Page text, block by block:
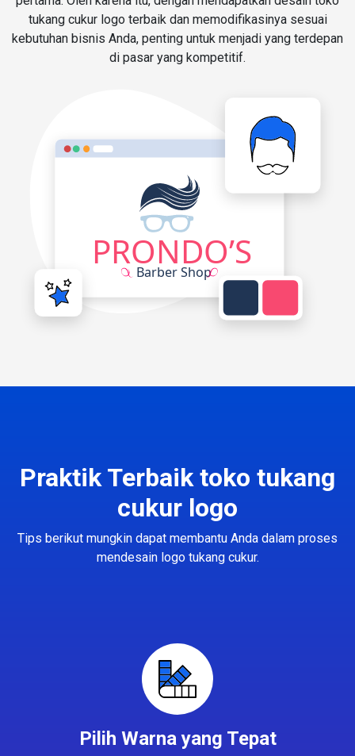
tukang cukur logo terbaik dan memodifikasinya sesuai
kebutuhan bisnis Anda, penting untuk menjadi yang terdepan
di pasar yang kompetitif.
Praktik Terbaik toko tukang
cukur logo
Tips berikut mungkin dapat membantu Anda dalam proses
mendesain logo tukang cukur.
Pilih Warna yang Tepat